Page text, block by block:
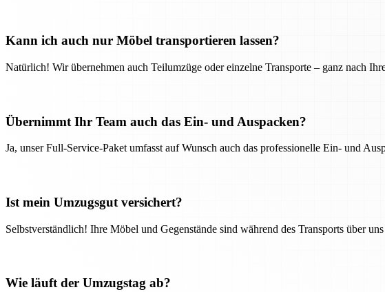
Kann ich auch nur Möbel transportieren lassen?
Natürlich! Wir übernehmen auch Teilumzüge oder einzelne Transporte – ganz nach
Übernimmt Ihr Team auch das Ein- und Auspacken?
Ja, unser Full-Service-Paket umfasst auf Wunsch auch das professionelle Ein- und
Ist mein Umzugsgut versichert?
Selbstverständlich! Ihre Möbel und Gegenstände sind während des Transports über
Wie läuft der Umzugstag ab?